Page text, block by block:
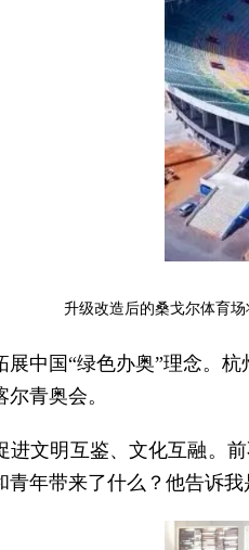
升级改造后的桑戈尔体育
展中国“绿色办奥”理念。
青奥会。
进文明互鉴、文化互融。
青年带来了什么？他告诉